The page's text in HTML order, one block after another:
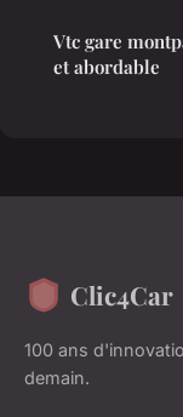
Vtc gare
et abordable
Clic4Car
100 ans
demain.